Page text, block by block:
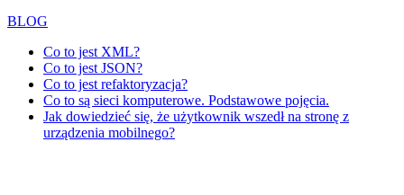
BLOG
Co to jest XML?
Co to jest JSON?
Co to jest refaktoryzacja?
Co to są sieci komputerowe. Podstawowe pojęcia.
Jak dowiedzieć się, że użytkownik wszedł na stronę z
urządzenia mobilnego?